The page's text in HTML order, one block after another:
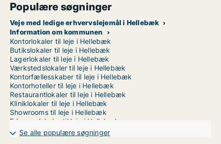
Populære søgninger
Veje med ledige erhvervslejemål i Hellebæk
Information om kommunen
Kontorlokaler til leje i Hellebæk
Butikslokaler til leje i Hellebæk
Lagerlokaler til leje i Hellebæk
Værkstedslokaler til leje i Hellebæk
Kontorfællesskaber til leje i Hellebæk
Kontorhoteller til leje i Hellebæk
Restaurantlokaler til leje i Hellebæk
Kliniklokaler til leje i Hellebæk
Showrooms til leje i Hellebæk
Erhvervslokaler til leje i Hellebæk
Erhvervsgrunde til leje i Hellebæk
Garager til leje i Hellebæk
Se alle populære søgninger